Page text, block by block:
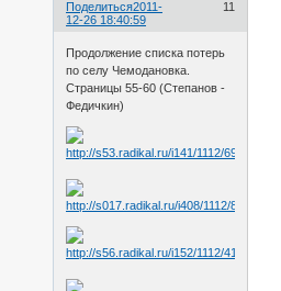
Поделиться 11
2011-
12-26 18:40:59
Продолжение списка потерь
по селу Чемодановка.
Страницы 55-60 (Степанов -
Федичкин)